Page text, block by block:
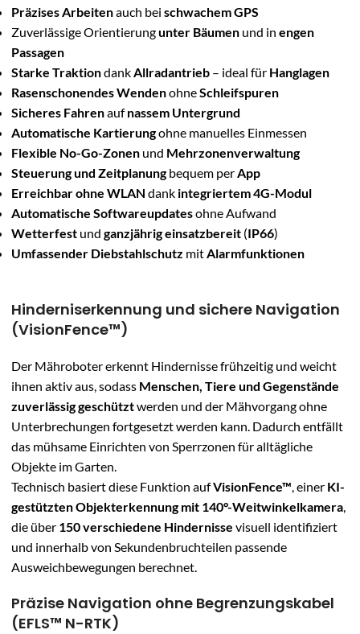
Präzises Arbeitenauch bei schwachem GPS
Zuverlässige Orientierungunter Bäumen und in engen
Passagen
Starke TraktiondankAllradantrieb – ideal für Hanglagen
Rasenschonendes WendenohneSchleifspuren
Sicheres Fahrenaufnassem Untergrund
Automatische Kartierungohne manuelles Einmessen
Flexible No-Go-Zonen und Mehrzonenverwaltung
Steuerung und Zeitplanungbequem perApp
Erreichbar ohne WLAN dank integriertem 4G-Modul
Automatische Softwareupdatesohne Aufwand
Wetterfest und ganzjährig einsatzbereit (IP66)
Umfassender Diebstahlschutz mitAlarmfunktionen
Hinderniserkennung und sichere Navigation
(VisionFence™)
Der Mähroboter erkennt Hindernisse frühzeitig und weicht
ihnen aktiv aus, sodass Menschen, Tiere und Gegenstände
zuverlässig geschütztwerden und der Mähvorgang ohne
Unterbrechungen fortgesetzt werden kann. Dadurch entfällt
das mühsame Einrichten von Sperrzonen für alltägliche
Objekte im Garten.
Technisch basiert diese Funktion aufVisionFence™, einer KI-
gestützten Objekterkennung mit 140°-Weitwinkelkamera,
die über 150 verschiedene Hindernisse visuell identifiziert
und innerhalb von Sekundenbruchteilen passende
Ausweichbewegungen berechnet.
Präzise Navigation ohne Begrenzungskabel
(EFLS™ N-RTK)